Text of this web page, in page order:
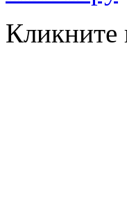
Кликните